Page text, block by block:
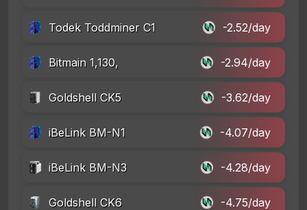
Todek Toddminer C1 -2.52/day
Bitmain 1,130, -2.94/day
Goldshell CK5 -3.62/day
iBeLink BM-N1 -4.07/day
iBeLink BM-N3 -4.28/day
Goldshell CK6 -4.75/day